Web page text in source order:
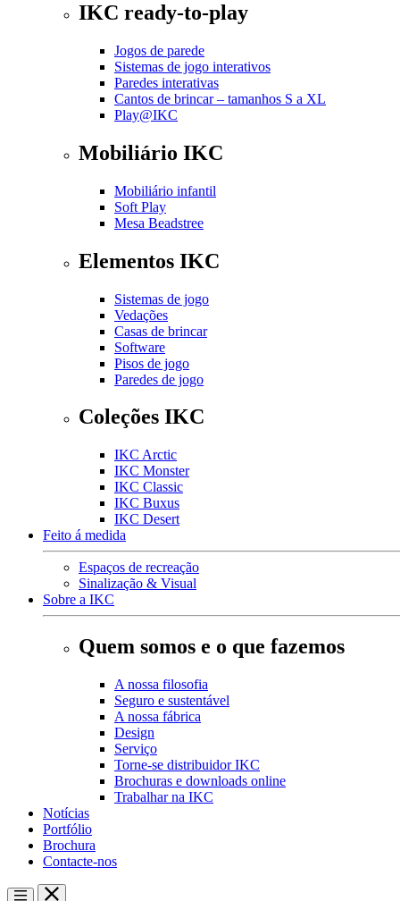
IKC ready-to-play
Jogos de parede
Sistemas de jogo interativos
Paredes interativas
Cantos de brincar – tamanhos S a XL
Play@IKC
Mobiliário IKC
Mobiliário infantil
Soft Play
Mesa Beadstree
Elementos IKC
Sistemas de jogo
Vedações
Casas de brincar
Software
Pisos de jogo
Paredes de jogo
Coleções IKC
IKC Arctic
IKC Monster
IKC Classic
IKC Buxus
IKC Desert
Feito á medida
Espaços de recreação
Sinalização & Visual
Sobre a IKC
Quem somos e o que fazemos
A nossa filosofia
Seguro e sustentável
A nossa fábrica
Design
Serviço
Torne-se distribuidor IKC
Brochuras e downloads online
Trabalhar na IKC
Notícias
Portfólio
Brochura
Contacte-nos